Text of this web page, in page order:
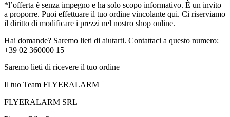
*l’offerta è senza impegno e ha solo scopo informativo. È un invito
a proporre. Puoi effettuare il tuo ordine vincolante qui. Ci riserviamo
il diritto di modificare i prezzi nel nostro shop online.
Hai domande? Saremo lieti di aiutarti. Contattaci a questo numero:
+39 02 360000 15
Saremo lieti di ricevere il tuo ordine
Il tuo Team FLYERALARM
FLYERALARM SRL